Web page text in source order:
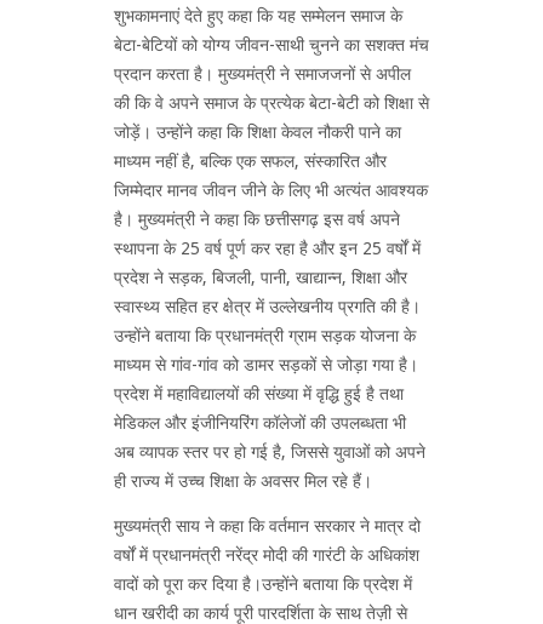
शुभकामनाएं देते हुए कहा कि यह सम्मेलन समाज के
बेटा-बेटियों को योग्य जीवन-साथी चुनने का सशक्त मंच
प्रदान करता है। मुख्यमंत्री ने समाजजनों से अपील
की कि वे अपने समाज के प्रत्येक बेटा-बेटी को शिक्षा से
जोड़ें। उन्होंने कहा कि शिक्षा केवल नौकरी पाने का
माध्यम नहीं है, बल्कि एक सफल, संस्कारित और
जिम्मेदार मानव जीवन जीने के लिए भी अत्यंत आवश्यक
है। मुख्यमंत्री ने कहा कि छत्तीसगढ़ इस वर्ष अपने
स्थापना के 25 वर्ष पूर्ण कर रहा है और इन 25 वर्षों में
प्रदेश ने सड़क, बिजली, पानी, खाद्यान्न, शिक्षा और
स्वास्थ्य सहित हर क्षेत्र में उल्लेखनीय प्रगति की है।
उन्होंने बताया कि प्रधानमंत्री ग्राम सड़क योजना के
माध्यम से गांव-गांव को डामर सड़कों से जोड़ा गया है।
प्रदेश में महाविद्यालयों की संख्या में वृद्धि हुई है तथा
मेडिकल और इंजीनियरिंग कॉलेजों की उपलब्धता भी
अब व्यापक स्तर पर हो गई है, जिससे युवाओं को अपने
ही राज्य में उच्च शिक्षा के अवसर मिल रहे हैं।
मुख्यमंत्री साय ने कहा कि वर्तमान सरकार ने मात्र दो
वर्षों में प्रधानमंत्री नरेंद्र मोदी की गारंटी के अधिकांश
वादों को पूरा कर दिया है।उन्होंने बताया कि प्रदेश में
धान खरीदी का कार्य पूरी पारदर्शिता के साथ तेज़ी से